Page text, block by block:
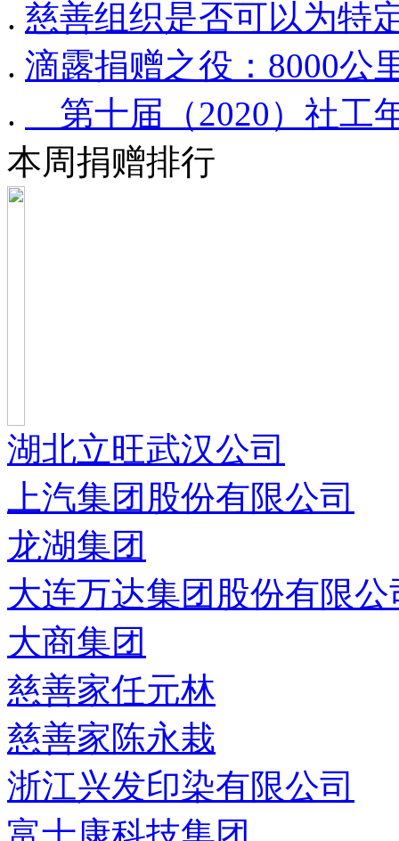
. 慈善组织是否可以为特
. 滴露捐赠之役：8000公
.
第十届（2020）社工
本周捐赠排行
湖北立旺武汉公司
上汽集团股份有限公司
龙湖集团
大连万达集团股份有限公
大商集团
慈善家任元林
慈善家陈永栽
浙江兴发印染有限公司